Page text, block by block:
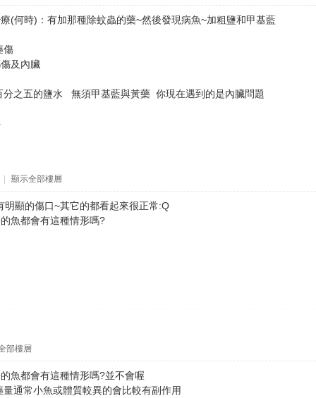
(何時)：有加那種除蚊蟲的藥~然後發現病魚~加粗鹽和甲基藍
傷
傷及內臟
分之五的鹽水 無須甲基藍與黃藥 你現在遇到的是內臟問題
顯示全部樓層
明顯的傷口~其它的都看起來很正常:Q
魚都會有這種情形嗎?
部樓層
魚都會有這種情形嗎?並不會喔
通常小魚或體質較異的會比較有副作用